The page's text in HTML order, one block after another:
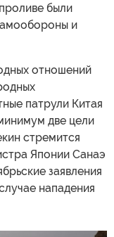
были
и
отношений
патрули Китая
две цели
стремится
Японии Санаэ
заявления
нападения